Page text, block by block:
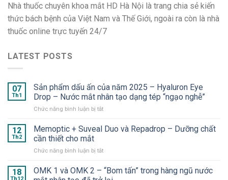
Nhà thuốc chuyên khoa mắt HD Hà Nội là trang chia sẻ kiến
thức bách bệnh của Việt Nam và Thế Giới, ngoài ra còn là nhà
thuốc online trực tuyến 24/7
LATEST POSTS
07
Th1
Sản phẩm dấu ấn của năm 2025 – Hyaluron Eye
Drop – Nước mắt nhân tạo dạng tép “ngạo nghễ”
Chức năng bình luận bị tắtở
phẩm
của
2025
–
12
Th2
Memoptic + Suveal Duo và Repadrop – Dưỡng chất
cần thiết cho mắt
Chức năng bình luận bị tắtở
+
Suveal
18
OMK 1 và OMK 2 – “Bom tấn” trong hàng ngũ nước